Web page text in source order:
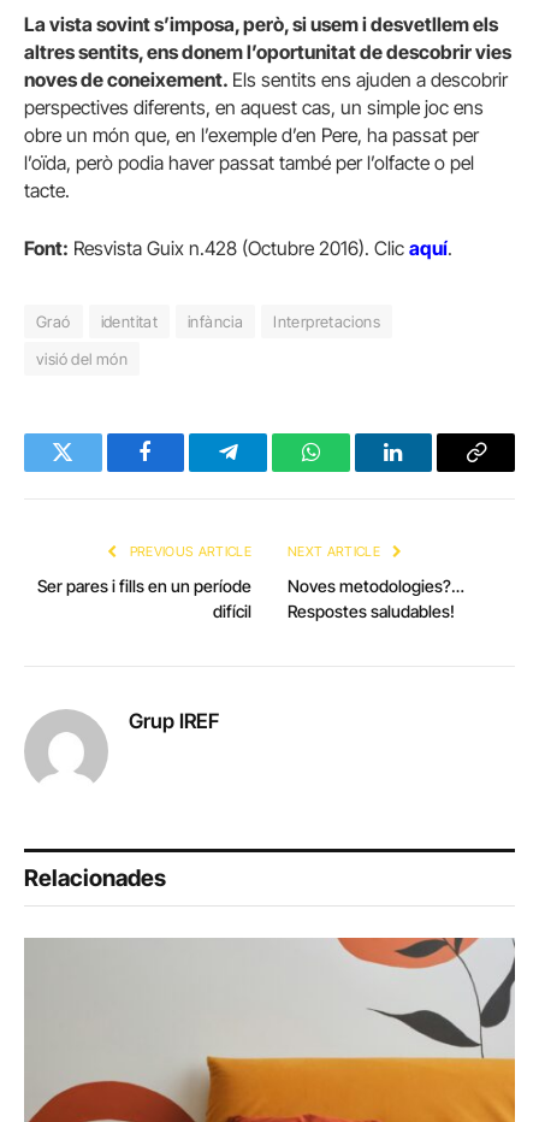
La vista sovint s’imposa, però, si usem i desvetllem els
altres sentits, ens donem l’oportunitat de descobrir vies
noves de coneixement. Els sentits ens ajuden a descobrir
perspectives diferents, en aquest cas, un simple joc ens
obre un món que, en l’exemple d’en Pere, ha passat per
l’oïda, però podia haver passat també per l’olfacte o pel
tacte.
Font: Resvista Guix n.428 (Octubre 2016). Clic aquí.
Graó identitat infància
Interpretacions
visió del món
Twitter FacebookTelegramWhatsAppLinkedInCopy
PREVIOUS ARTICLE
Ser pares i fills en un període
difícil
NEXT ARTICLE
Noves metodologies?…
Respostes saludables!
Grup IREF
Relacionades